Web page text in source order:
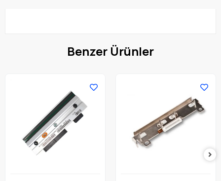
Benzer Ürünler